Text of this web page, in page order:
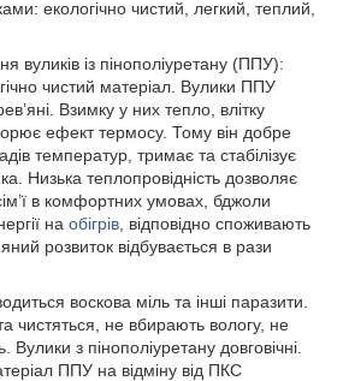
екологічно чистий, легкий, теплий,
вуликів із пінополіуретану (ППУ):
чистий матеріал. Вулики ППУ
Взимку у них тепло, влітку
ефект термосу. Тому він добре
температур, тримає та стабілізує
Низька теплопровідність дозволяє
в комфортних умовах, бджоли
на обігрів , відповідно споживають
розвиток відбувається в рази
воскова міль та інші паразити.
чистяться, не вбирають вологу, не
Вулики з пінополіуретану довговічні.
ППУ на відміну від ПКС